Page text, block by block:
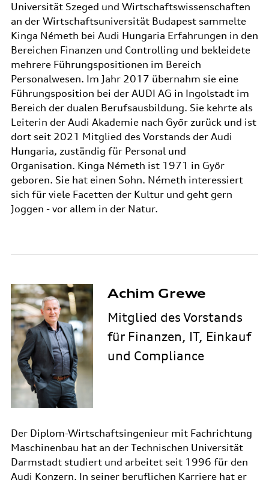
Universität Szeged und Wirtschaftswissenschaften
an der Wirtschaftsuniversität Budapest sammelte
Kinga Németh bei Audi Hungaria Erfahrungen in den
Bereichen Finanzen und Controlling und bekleidete
mehrere Führungspositionen im Bereich
Personalwesen. Im Jahr 2017 übernahm sie eine
Führungsposition bei der AUDI AG in Ingolstadt im
Bereich der dualen Berufsausbildung. Sie kehrte als
Leiterin der Audi Akademie nach Győr zurück und ist
dort seit 2021 Mitglied des Vorstands der Audi
Hungaria, zuständig für Personal und
Organisation. Kinga Németh ist 1971 in Győr
geboren. Sie hat einen Sohn. Németh interessiert
sich für viele Facetten der Kultur und geht gern
Joggen - vor allem in der Natur.
Der Diplom-Wirtschaftsingenieur mit Fachrichtung
Maschinenbau hat an der Technischen Universität
Darmstadt studiert und arbeitet seit 1996 für den
Audi Konzern. In seiner beruflichen Karriere hat er
Achim Grewe
Mitglied des Vorstands
für Finanzen, IT, Einkauf
und Compliance